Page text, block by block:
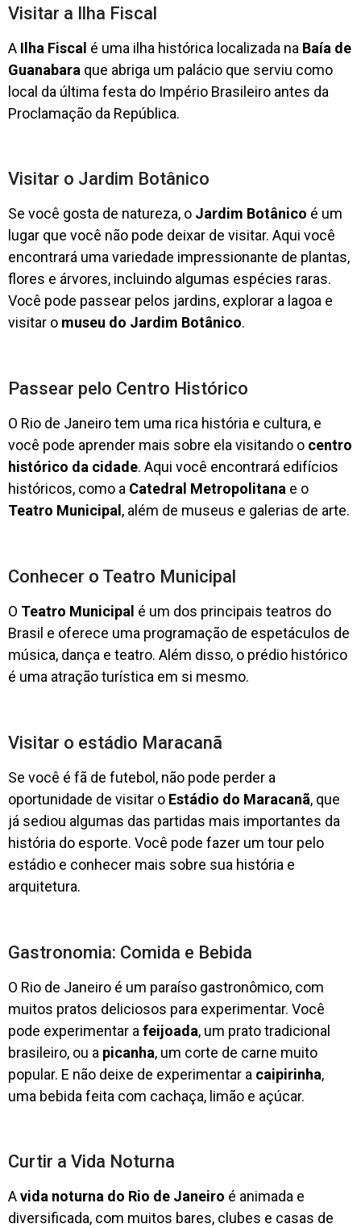
Visitar a Ilha Fiscal
A Ilha Fiscal é uma ilha histórica localizada na Baía de
Guanabara que abriga um palácio que serviu como
local da última festa do Império Brasileiro antes da
Proclamação da República.
Visitar o Jardim Botânico
Se você gosta de natureza, o Jardim Botânico é um
lugar que você não pode deixar de visitar. Aqui você
encontrará uma variedade impressionante de plantas,
flores e árvores, incluindo algumas espécies raras.
Você pode passear pelos jardins, explorar a lagoa e
visitar o museu do Jardim Botânico.
Passear pelo Centro Histórico
O Rio de Janeiro tem uma rica história e cultura, e
você pode aprender mais sobre ela visitando o centro
histórico da cidade. Aqui você encontrará edifícios
históricos, como a Catedral Metropolitana e o
Teatro Municipal , além de museus e galerias de arte.
Conhecer o Teatro Municipal
O Teatro Municipal é um dos principais teatros do
Brasil e oferece uma programação de espetáculos de
música, dança e teatro. Além disso, o prédio histórico
é uma atração turística em si mesmo.
Visitar o estádio Maracanã
Se você é fã de futebol, não pode perder a
oportunidade de visitar o Estádio do Maracanã, que
já sediou algumas das partidas mais importantes da
história do esporte. Você pode fazer um tour pelo
estádio e conhecer mais sobre sua história e
arquitetura.
Gastronomia: Comida e Bebida
O Rio de Janeiro é um paraíso gastronômico, com
muitos pratos deliciosos para experimentar. Você
pode experimentar a feijoada, um prato tradicional
brasileiro, ou a picanha, um corte de carne muito
popular. E não deixe de experimentar a caipirinha,
uma bebida feita com cachaça, limão e açúcar.
Curtir a Vida Noturna
Avida noturna do Rio de Janeiro é animada e
diversificada, com muitos bares, clubes e casas de